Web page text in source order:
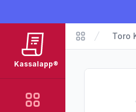
Kassalapp®
Matvarer
Toro